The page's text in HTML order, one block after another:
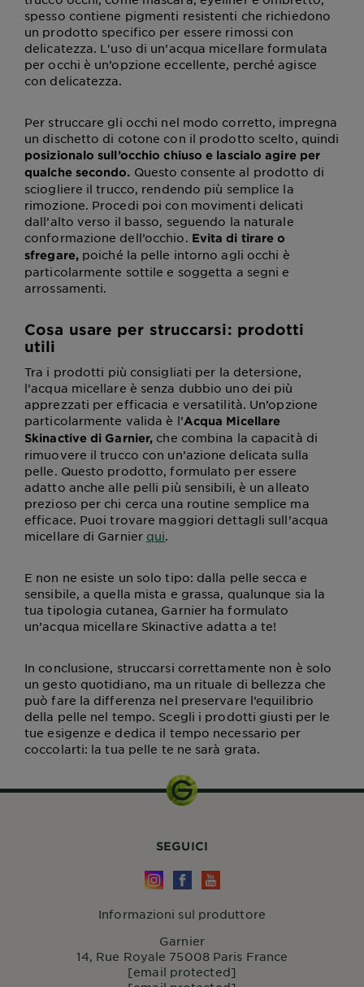
spesso contiene pigmenti resistenti che richiedono
un prodotto specifico per essere rimossi con
delicatezza. L'uso di un’acqua micellare formulata
per occhi è un’opzione eccellente, perché agisce
con delicatezza.
Per struccare gli occhi nel modo corretto, impregna
un dischetto di cotone con il prodotto scelto, quindi
posizionalo sull’occhio chiuso e lascialo agire per
qualche secondo. Questo consente al prodotto di
sciogliere il trucco, rendendo più semplice la
rimozione. Procedi poi con movimenti delicati
dall’alto verso il basso, seguendo la naturale
conformazione dell’occhio. Evita di tirare o
sfregare,poiché la pelle intorno agli occhi è
particolarmente sottile e soggetta a segni e
arrossamenti.
Cosa usare per struccarsi: prodotti
utili
Tra i prodotti più consigliati per la detersione,
l’acqua micellare è senza dubbio uno dei più
apprezzati per efficacia e versatilità. Un’opzione
particolarmente valida è l’Acqua Micellare
Skinactive di Garnier, che combina la capacità di
rimuovere il trucco con un’azione delicata sulla
pelle. Questo prodotto, formulato per essere
adatto anche alle pelli più sensibili, è un alleato
prezioso per chi cerca una routine semplice ma
efficace. Puoi trovare maggiori dettagli sull’acqua
micellare di Garnier qui.
E non ne esiste un solo tipo: dalla pelle secca e
sensibile, a quella mista e grassa, qualunque sia la
tua tipologia cutanea, Garnier ha formulato
un’acqua micellare Skinactive adatta a te!
In conclusione, struccarsi correttamente non è solo
un gesto quotidiano, ma un rituale di bellezza che
può fare la differenza nel preservare l’equilibrio
della pelle nel tempo. Scegli i prodotti giusti per le
tue esigenze e dedica il tempo necessario per
coccolarti: la tua pelle te ne sarà grata.
SEGUICI
Informazioni sul produttore
Garnier
14, Rue Royale 75008 Paris France
[email protected]